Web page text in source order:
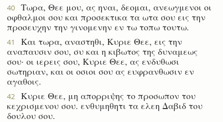
40
Τωρα, Θεε μου, ας ηναι, δεομαι, ανεωγμενοι οι
οφθαλμοι σου και προσεκτικα τα ωτα σου εις την
προσευχην την γινομενην εν τω τοπω τουτω.
41
Και τωρα, αναστηθι, Κυριε Θεε, εις την
αναπαυσιν σου, συ και η κιβωτος της δυναμεως
σου· οι ιερεις σου, Κυριε Θεε, ας ενδυθωσι
σωτηριαν, και οι οσιοι σου ας ευφρανθωσιν εν
αγαθοις.
42
Κυριε Θεε, μη απορριψης το προσωπον του
κεχρισμενου σου. ενθυμηθητι τα ελεη Δαβιδ του
δουλου σου.